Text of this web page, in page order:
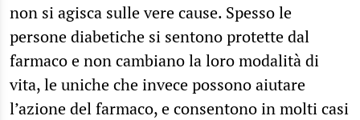
non si agisca sulle vere cause. Spesso le
persone diabetiche si sentono protette dal
farmaco e non cambiano la loro modalità di
vita, le uniche che invece possono aiutare
l’azione del farmaco, e consentono in molti casi